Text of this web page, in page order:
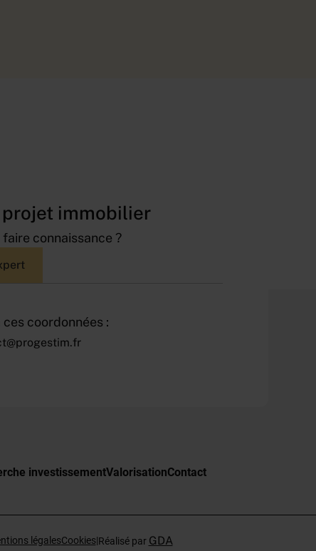
immobilier
connaissance ?
coordonnées :
investissementValorisationContact
légalesCookies|Réalisé par GDA